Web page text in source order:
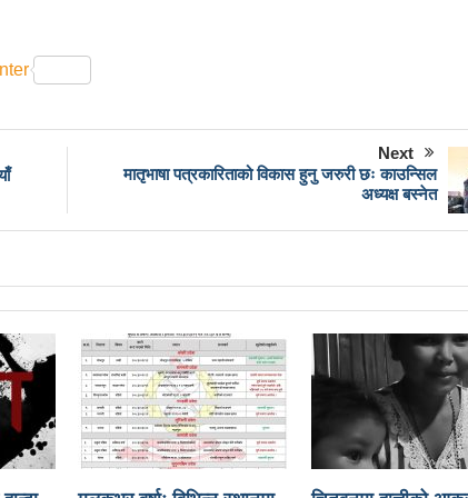
विरुद्ध मत जाहेर गर्ने महत्वपूर्ण अवसर: प्रचण्ड
क्रिकेट सिरिजको उपाधि नवलपरासीलाई
चौथो सुनवल
पालिका अध्यक्षसहित कर्मचारीको आन्दोलन
नेत्रहीन
पाङ्ग्रे अटोको रुट परमिट दिन सुरु
नेकपा बहुमतको नवौं
वृद्धि
टिकट नपाउँदा १४ सय श्रमिक कोरिया उड्न पाएनन्
मेरो योजना छ-प्रा.डा.शिवशरण महर्जन, मेयरका उम्मेदवार,
फिर्ता, रुकुमपूर्वमा काँग्रेस एमाले गठबन्धनका उम्मेदवारको समर्थन
गाउँपालिका जिल्लामै उत्कृष्ट
संविधानसभाबाट संविधान
Next
मातृभाषा पत्रकारिताको विकास हुनु जरुरी छः काउन्सिल
अध्यक्ष बस्नेत